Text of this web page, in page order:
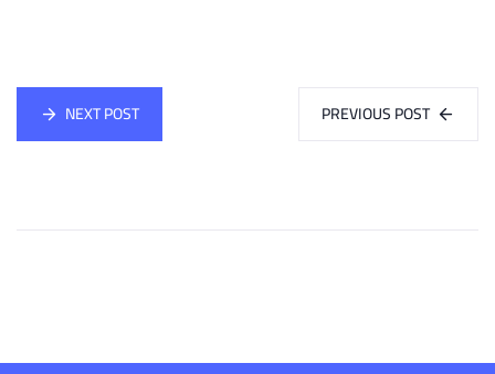
PREVIOUS POST
NEXT POST